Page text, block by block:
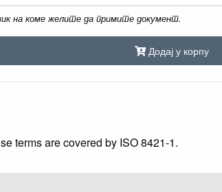
на коме желите да примите документ.
Додај у корпу
terms are covered by ISO 8421-1.